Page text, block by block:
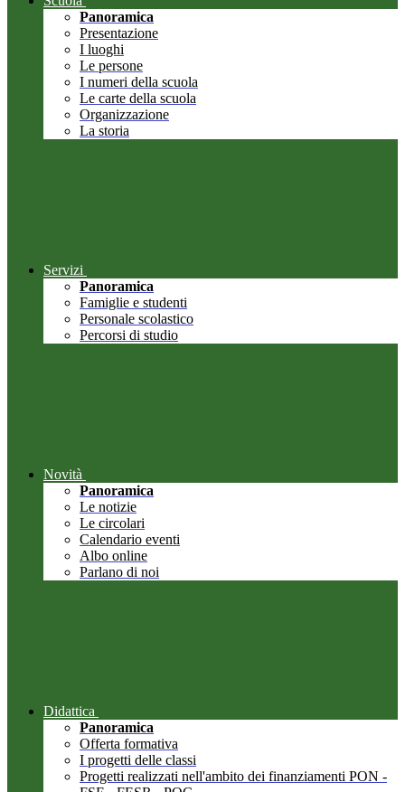
Panoramica
Presentazione
I luoghi
Le persone
I numeri della scuola
Le carte della scuola
Organizzazione
La storia
Servizi
Panoramica
Famiglie e studenti
Personale scolastico
Percorsi di studio
Novità
Panoramica
Le notizie
Le circolari
Calendario eventi
Albo online
Parlano di noi
Didattica
Panoramica
Offerta formativa
I progetti delle classi
Progetti realizzati nell'ambito dei finanziamenti PON -